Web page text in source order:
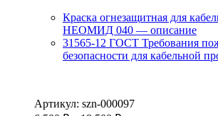
Краска огнезащитная для
НЕОМИД 040 — описание
31565-12 ГОСТ Требования
безопасности для кабельной
Артикул: szn-000097